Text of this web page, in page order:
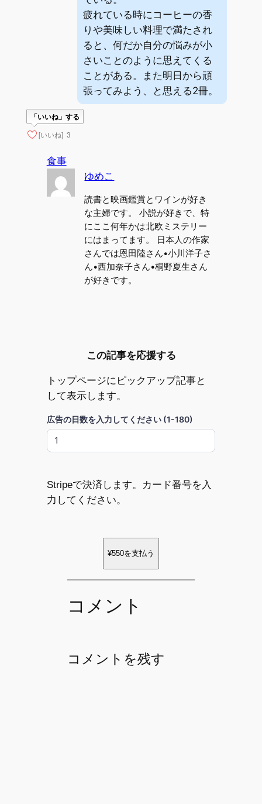
疲れている時にコーヒーの香
りや美味しい料理で満たされ
ると、何だか自分の悩みが小
さいことのように思えてくる
ことがある。また明日から頑
張ってみよう、と思える2冊。
「いいね」する
[いいね] 3
食事
ゆめこ
読書と映画鑑賞とワインが好き
な主婦です。 小説が好きで、特
にここ何年かは北欧ミステリー
にはまってます。 日本人の作家
さんでは恩田陸さん•小川洋子さ
ん•西加奈子さん•桐野夏生さん
が好きです。
この記事を応援する
トップページにピックアップ記事と
して表示します。
広告の日数を入力してください (1-180)
Stripeで決済します。カード番号を入
力してください。
¥550を支払う
コメント
コメントを残す